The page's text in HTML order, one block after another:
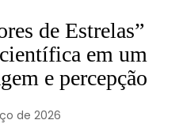
de Estrelas”
em um
e percepção
de 2026